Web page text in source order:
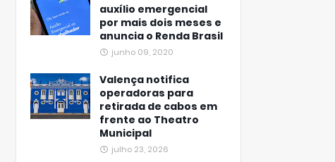
auxílio emergencial
por mais dois meses e
anuncia o Renda Brasil
junho 09, 2020
Valença notifica
operadoras para
retirada de cabos em
frente ao Theatro
Municipal
julho 23, 2026